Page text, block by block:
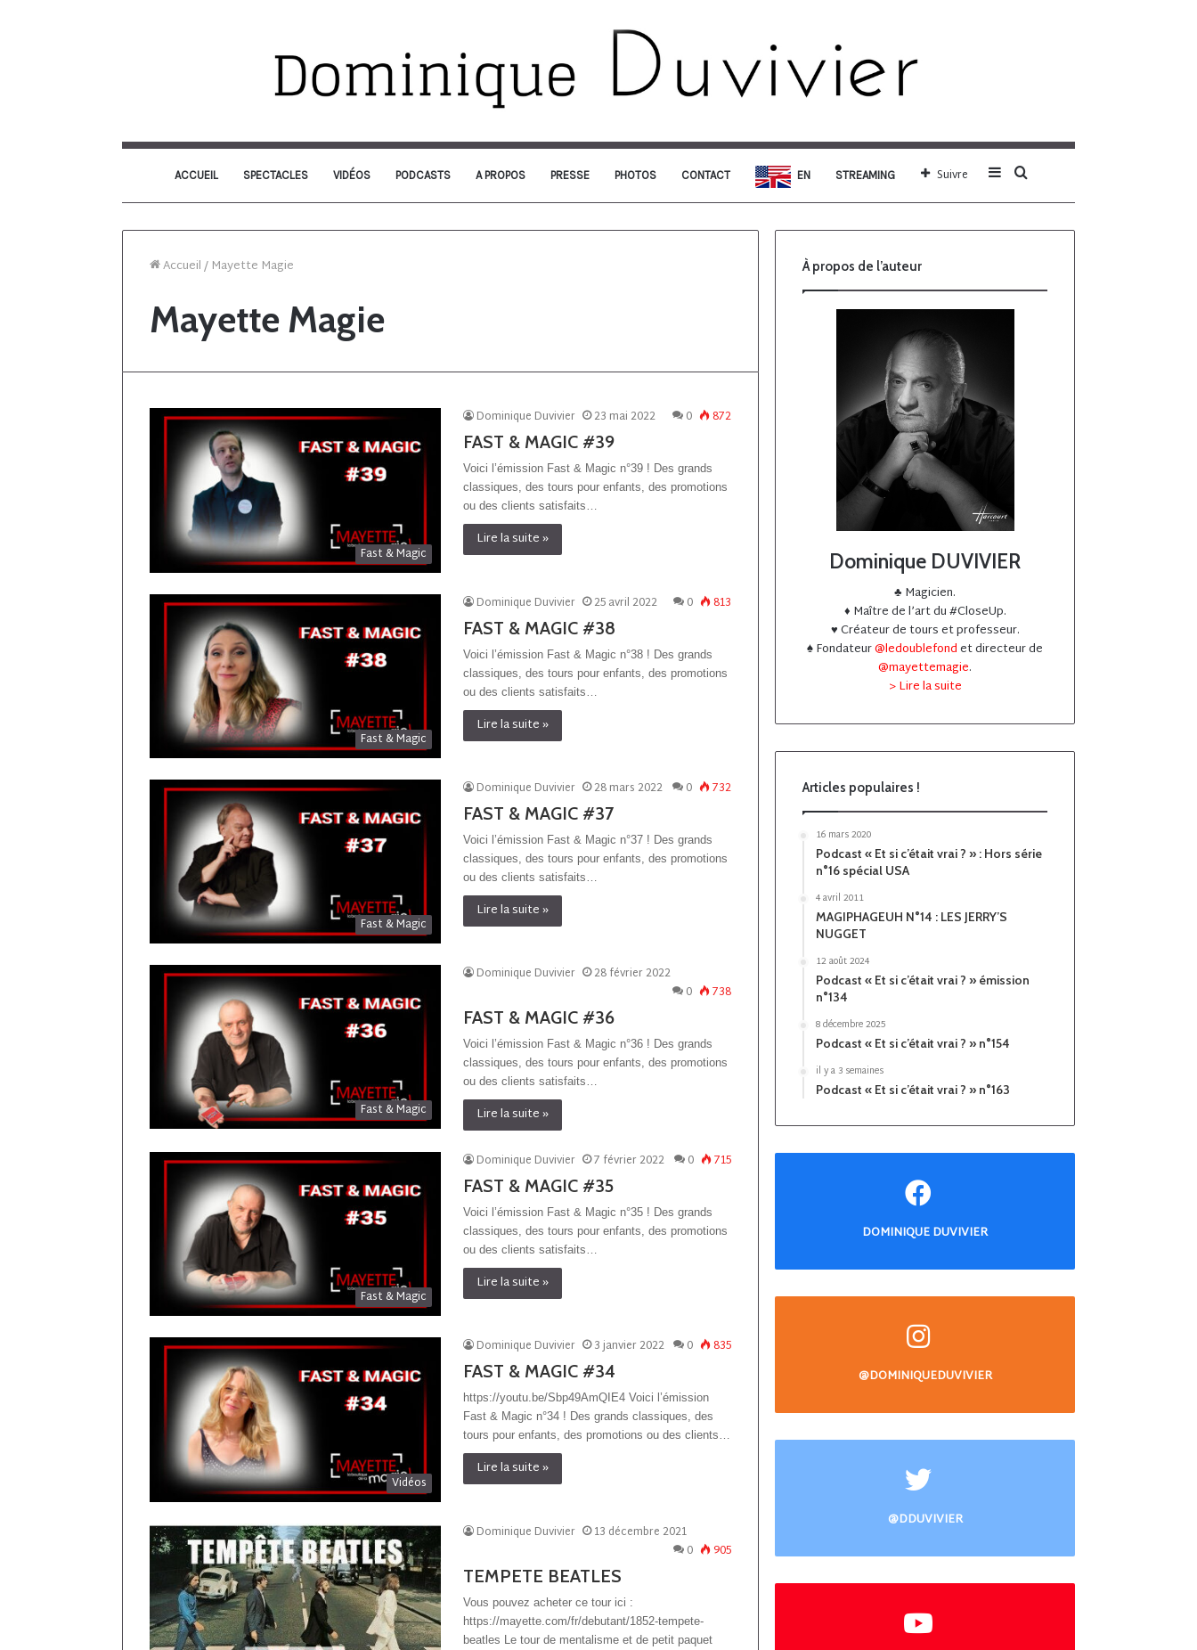
ACCUEIL SPECTACLES VIDÉOS PODCASTS A PROPOS PRESSE PHOTOS CONTACT EN STREAMING Rechercher
Sidebar
(barre
Suivre
Accueil/ Mayette Magie
Mayette Magie
Fast & Magic
Dominique Duvivier 23 mai 2022 0 872
FAST & MAGIC #39
Voici l’émission Fast & Magic n°39 ! Des grands
classiques, des tours pour enfants, des promotions
ou des clients satisfaits…
Lire la suite »
Fast & Magic
Dominique Duvivier 25 avril 2022 0 813
FAST & MAGIC #38
Voici l’émission Fast & Magic n°38 ! Des grands
classiques, des tours pour enfants, des promotions
ou des clients satisfaits…
Lire la suite »
Fast & Magic
Dominique Duvivier 28 mars 2022 0 732
FAST & MAGIC #37
Voici l’émission Fast & Magic n°37 ! Des grands
classiques, des tours pour enfants, des promotions
ou des clients satisfaits…
Lire la suite »
Fast & Magic
Dominique Duvivier
28 février 2022
0
738
FAST & MAGIC #36
Voici l’émission Fast & Magic n°36 ! Des grands
classiques, des tours pour enfants, des promotions
ou des clients satisfaits…
Lire la suite »
Fast & Magic
Dominique Duvivier 7 février 2022 0 715
FAST & MAGIC #35
Voici l’émission Fast & Magic n°35 ! Des grands
classiques, des tours pour enfants, des promotions
ou des clients satisfaits…
Lire la suite »
Vidéos
Dominique Duvivier 3 janvier 2022 0 835
FAST & MAGIC #34
https://youtu.be/Sbp49AmQIE4 Voici l’émission
Fast & Magic n°34 ! Des grands classiques, des
tours pour enfants, des promotions ou des clients…
Lire la suite »
Dominique Duvivier
13 décembre 2021
0
905
TEMPETE BEATLES
Vous pouvez acheter ce tour ici :
https://mayette.com/fr/debutant/1852-tempete-
beatles Le tour de mentalisme et de petit paquet
À propos de l’auteur
Dominique DUVIVIER
♣️ Magicien.
♦️ Maître de l’art du #CloseUp.
♥️ Créateur de tours et professeur.
♠️ Fondateur@ledoublefondet directeur de
@mayettemagie.
> Lire la suite
Articles populaires !
16 mars 2020
Podcast « Et si c’était vrai ? » : Hors série
n°16 spécial USA
4 avril 2011
MAGIPHAGEUH N°14 : LES JERRY’S
NUGGET
12 août 2024
Podcast « Et si c’était vrai ? » émission
n°134
8 décembre 2025
Podcast « Et si c’était vrai ? » n°154
il y a 3 semaines
Podcast « Et si c’était vrai ? » n°163
DOMINIQUE DUVIVIER
@DOMINIQUEDUVIVIER
@DDUVIVIER